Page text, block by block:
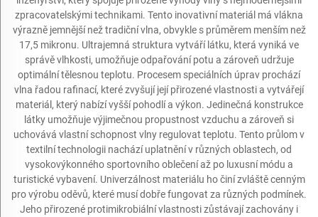
zpracovatelskými technikami. Tento inovativní materiál má vlákna
výrazně jemnější než tradiční vlna, obvykle s průměrem menším než
17,5 mikronu. Ultrajemná struktura vytváří látku, která vyniká ve
správě vlhkosti, umožňuje odpařování potu a zároveň udržuje
optimální tělesnou teplotu. Procesem speciálních úprav prochází
vlna řadou rafinací, které zvyšují její přirozené vlastnosti a vytvářejí
materiál, který nabízí vyšší pohodlí a výkon. Jedinečná konstrukce
látky umožňuje výjimečnou propustnost vzduchu a zároveň si
uchovává vlastní schopnost vlny regulovat teplotu. Tento průlom v
textilní technologii nachází uplatnění v různých oblastech, od
vysokovýkonného sportovního oblečení až po luxusní módu a
turistické vybavení. Univerzálnost materiálu ho činí zvláště cenným
pro výrobu oděvů, které musí dobře fungovat za různých podmínek.
Jeho přirozené protimikrobiální vlastnosti zůstávají zachovány i